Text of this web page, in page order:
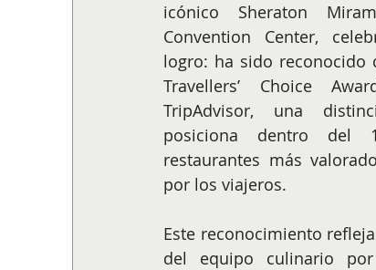
icónico Sheraton
Convention Center,
logro: ha sido reconocido
Travellers’ Choice
TripAdvisor, una
posiciona dentro del
restaurantes más
por los viajeros.
Este reconocimiento
del equipo culinario